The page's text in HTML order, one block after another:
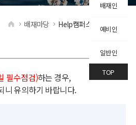
HOME
배재마당 Help캠퍼스 네트워크
필수점검)하는 경우,
니 유의하기 바랍니다.
배재인
예비인
일반인
TOP